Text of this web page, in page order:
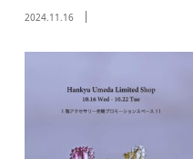
2024.11.16